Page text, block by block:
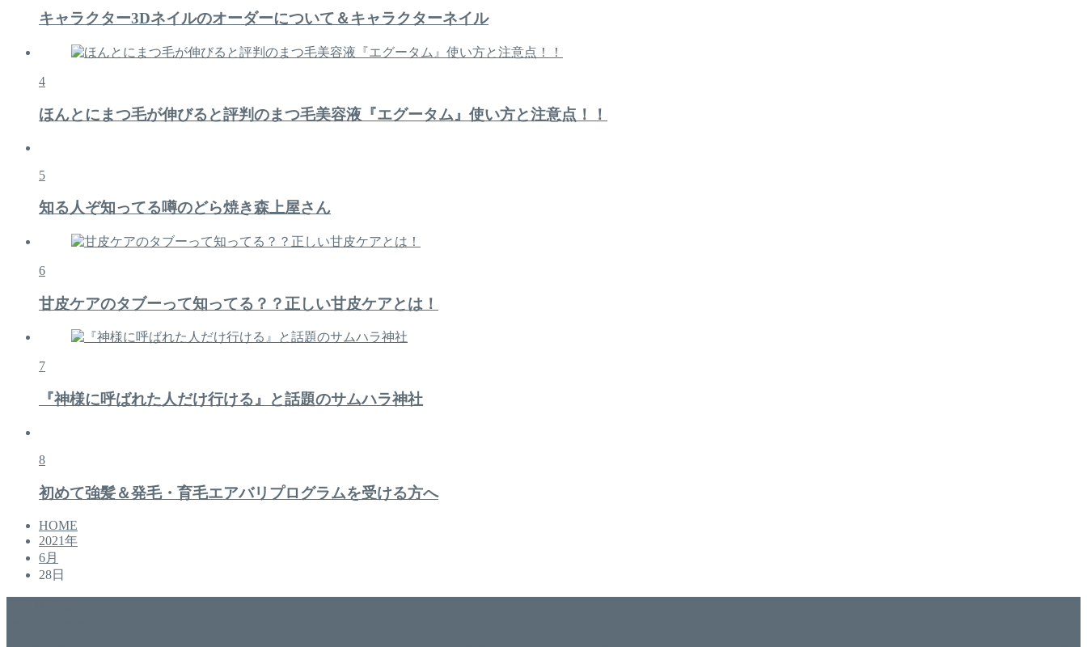
キャラクター3Dネイルのオーダーについて＆キャラクターネイル
4
ほんとにまつ毛が伸びると評判のまつ毛美容液『エグータム』使い方と注意点！！
5
知る人ぞ知ってる噂のどら焼き森上屋さん
6
甘皮ケアのタブーって知ってる？？正しい甘皮ケアとは！
7
『神様に呼ばれた人だけ行ける』と話題のサムハラ神社
8
初めて強髪＆発毛・育毛エアバリプログラムを受ける方へ
HOME
2021年
6月
28日